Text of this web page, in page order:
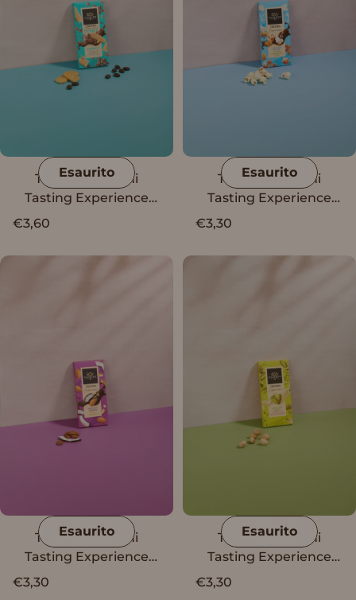
Esaurito
Tavoletta Vanini
Tasting Experience
Double Tiramisù
€3,60
Esaurito
Tavoletta Vanini
Tasting Experience
cioccolato al latte, pop
sale
€3,30
Esaurito
Tavoletta Vanini
Tasting Experience
cioccolato fondente,
€3,30
Esaurito
Tavoletta Vanini
Tasting Experience
cioccolato bianco e
€3,30